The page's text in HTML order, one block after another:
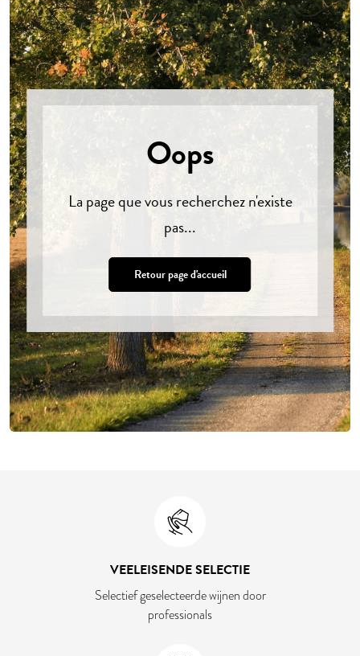
Oops
La page que vous recherchez n'existe
pas...
Retour page d'accueil
VEELEISENDE SELECTIE
Selectief geselecteerde wijnen door
professionals